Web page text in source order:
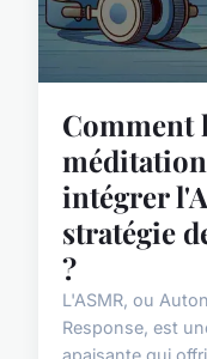
Comment
intégrer
stratégie
?
L'ASMR, ou
Response, est
apaisante qui